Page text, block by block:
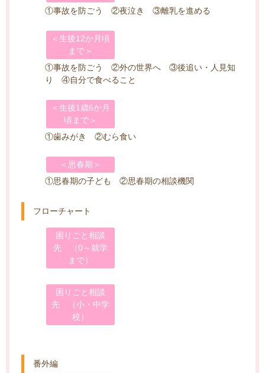
①事故を防ごう ②夜泣き ③離乳を進める
＜生後12か月頃
まで＞
①事故を防ごう ②外の世界へ ③後追い・人見知
り ④自分で食べること
＜生後1歳6か月
頃まで＞
①歯みがき ②むら食い
＜思春期＞
①思春期の子ども ②思春期の相談機関
フローチャート
困りごと相談
先 （0～就学
まで）
困りごと相談
先 （小・中学
校）
番外編